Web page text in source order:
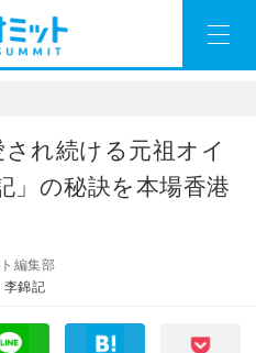
され続ける元祖オイ
」の秘訣を本場香港
編集部
李錦記